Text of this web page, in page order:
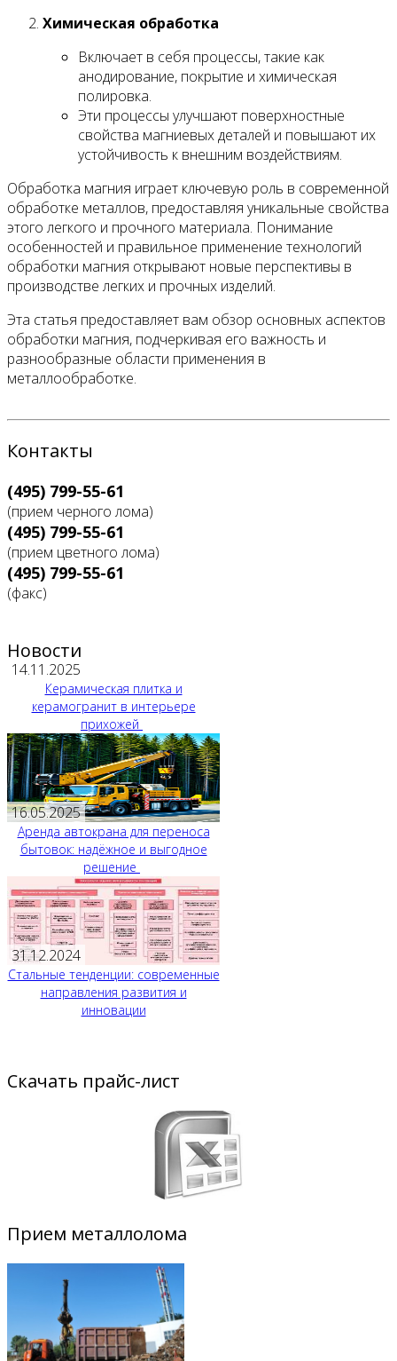
Химическая обработка
Включает в себя процессы, такие как
анодирование, покрытие и химическая
полировка.
Эти процессы улучшают поверхностные
свойства магниевых деталей и повышают их
устойчивость к внешним воздействиям.
Обработка магния играет ключевую роль в современной
обработке металлов, предоставляя уникальные свойства
этого легкого и прочного материала. Понимание
особенностей и правильное применение технологий
обработки магния открывают новые перспективы в
производстве легких и прочных изделий.
Эта статья предоставляет вам обзор основных аспектов
обработки магния, подчеркивая его важность и
разнообразные области применения в
металлообработке.
Контакты
(495) 799-55-61
(прием черного лома)
(495) 799-55-61
(прием цветного лома)
(495) 799-55-61
(факс)
Новости
14.11.2025
Керамическая плитка и
керамогранит в интерьере
прихожей
16.05.2025
Аренда автокрана для переноса
бытовок: надёжное и выгодное
решение
31.12.2024
Стальные тенденции: современные
направления развития и
инновации
Скачать прайс-лист
Прием металлолома